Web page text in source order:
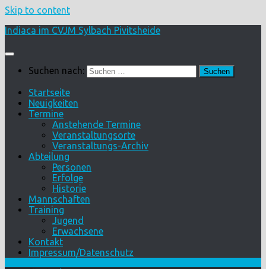
Skip to content
Indiaca im CVJM Sylbach Pivitsheide
Suchen nach:
Startseite
Neuigkeiten
Termine
Anstehende Termine
Veranstaltungsorte
Veranstaltungs-Archiv
Abteilung
Personen
Erfolge
Historie
Mannschaften
Training
Jugend
Erwachsene
Kontakt
Impressum/Datenschutz